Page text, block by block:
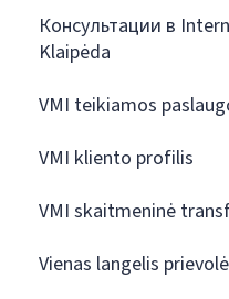
Консультации в
Klaipėda
VMI teikiamos
VMI kliento profilis
VMI skaitmeninė
Vienas langelis